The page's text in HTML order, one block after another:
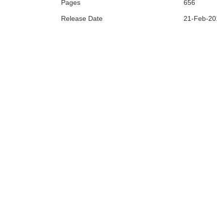
Pages 656
Release Date 21-Feb-